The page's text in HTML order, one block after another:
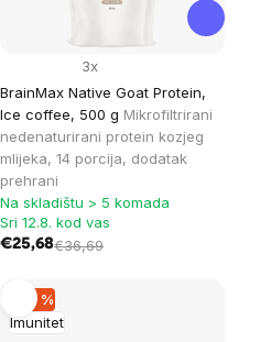
BrainMax Native Goat Protein,
Ice coffee, 500 g Mikrofiltrirani
nedenaturirani protein kozjeg
mlijeka, 14 porcija, dodatak
prehrani
3x
Na skladištu > 5 komada
Sri 12.8. kod vas
€25,68€36,69
Imunitet
–29 %